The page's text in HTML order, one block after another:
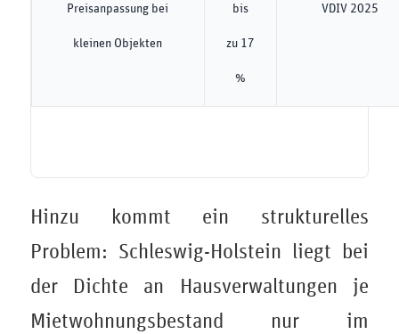
Preisanpassung bei
kleinen Objekten
bis
zu 17
%
VDIV 2025
Hinzu kommt ein strukturelles
Problem: Schleswig-Holstein liegt bei
der Dichte an Hausverwaltungen je
Mietwohnungsbestand nur im